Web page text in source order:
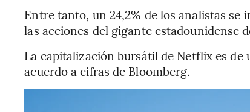
Entre tanto, un 24,2% de los analistas
las acciones del gigante estadounidense
La capitalización bursátil de Netflix es de
acuerdo a cifras de Bloomberg.